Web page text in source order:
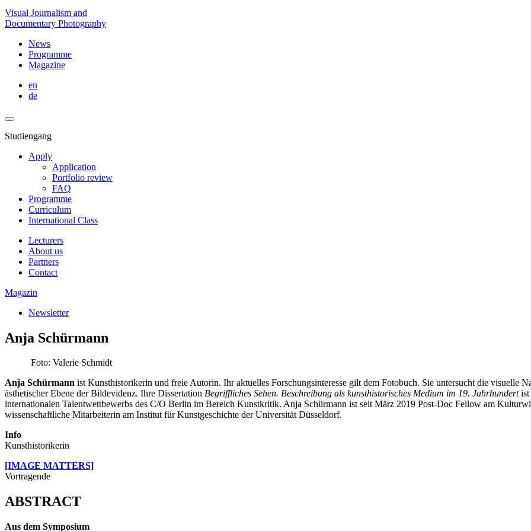
Visual Journalism and
Documentary Photography
News
Programme
Magazine
en
de
Studiengang
Apply
Application
Portfolio review
FAQ
Programme
Curriculum
International Class
Lecturers
About us
Partners
Contact
Magazin
Newsletter
Anja Schürmann
Foto: Valerie Schmidt
Anja Schürmann ist Kunsthistorikerin und freie Autorin. Ihr aktuelles Forschungsinteresse gilt dem Fotobuch. Sie untersucht die visuelle
ästhetischer Ebene der Bildevidenz. Ihre Dissertation Begriffliches Sehen. Beschreibung als kunsthistorisches Medium im 19. Jahrhundertist
internationalen Talentwettbewerbs des C/O Berlin im Bereich Kunstkritik. Anja Schürmann ist seit März 2019 Post-Doc Fellow am
wissenschaftliche Mitarbeiterin am Institut für Kunstgeschichte der Universität Düsseldorf.
Info
Kunsthistorikerin
[IMAGE MATTERS]
Vortragende
ABSTRACT
Aus dem Symposium